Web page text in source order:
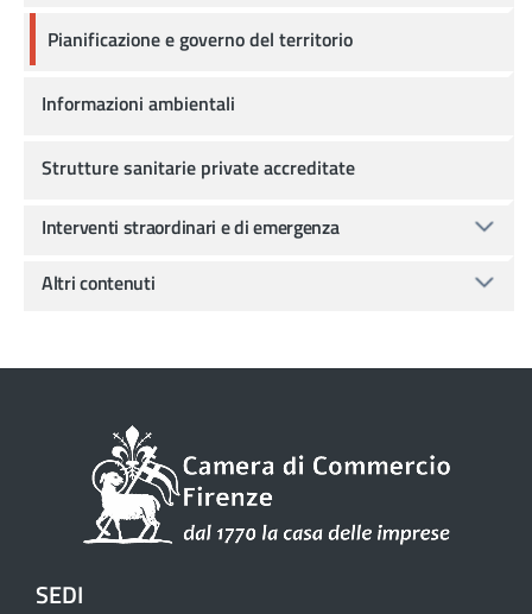
Pianificazione e governo del territorio
Informazioni ambientali
Strutture sanitarie private accreditate
Interventi straordinari e di emergenza
Altri contenuti
SEDI